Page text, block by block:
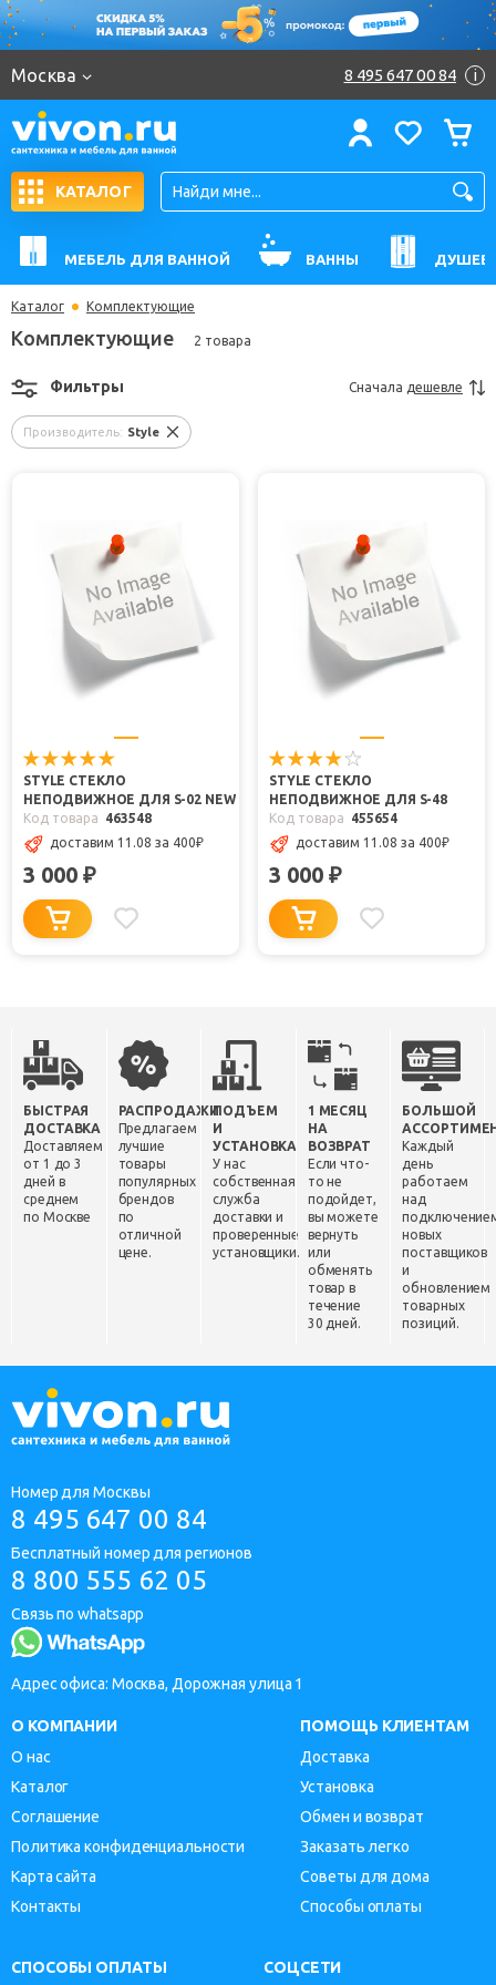
Москва 8 495 647 00 84 i
КАТАЛОГ
МЕБЕЛЬ ДЛЯ ВАННОЙ ВАННЫ
Каталог Комплектующие
Комплектующие 2 товара
Производитель: Style
Фильтры Сначала дешевле
STYLE СТЕКЛО
НЕПОДВИЖНОЕ ДЛЯ S-02 NEW
Код товара
463548
доставим 11.08 за 400₽
3 000 ₽
STYLE СТЕКЛО
НЕПОДВИЖНОЕ ДЛЯ S-48
Код товара
455654
доставим 11.08 за 400₽
3 000 ₽
БЫСТРАЯ
ДОСТАВКА
Доставляем
от 1 до 3
дней в
среднем
по Москве
РАСПРОДАЖИ
Предлагаем
лучшие
товары
популярных
брендов
по
отличной
цене.
ПОДЪЕМ
И
УСТАНОВКА
У нас
собственная
служба
доставки и
проверенные
установщики.
1 МЕСЯЦ
НА
ВОЗВРАТ
Если что-
то не
подойдет,
вы можете
вернуть
или
обменять
товар в
течение
30 дней.
БОЛЬШОЙ
Каждый
день
работаем
над
новых
поставщиков
и
обновлением
товарных
позиций.
Номер для Москвы
8 495 647 00 84
Бесплатный номер для регионов
8 800 555 62 05
Связь по whatsapp
Адрес офиса: Москва, Дорожная улица 1
О КОМПАНИИ
О нас
Каталог
Соглашение
Политика конфиденциальности
Карта сайта
Контакты
ПОМОЩЬ КЛИЕНТАМ
Доставка
Установка
Обмен и возврат
Заказать легко
Советы для дома
Способы оплаты
СПОСОБЫ ОПЛАТЫ СОЦСЕТИ